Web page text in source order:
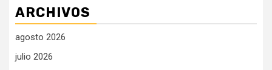
ARCHIVOS
agosto 2026
julio 2026